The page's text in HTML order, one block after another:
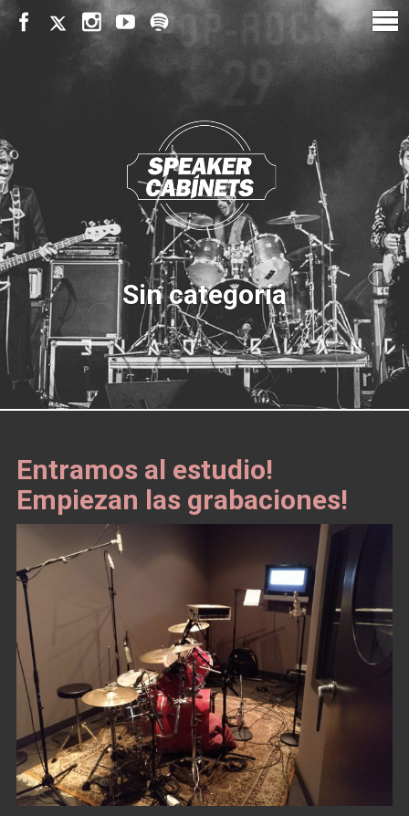
Sin categoría
Entramos al estudio!
Empiezan las grabaciones!